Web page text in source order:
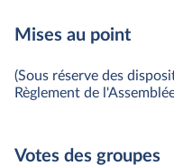
Mises au point
(Sous réserve des
Règlement de
Votes des groupes